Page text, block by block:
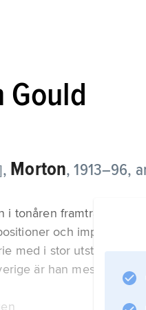
Gould
, Morton,1913–96,
i tonåren framträda som
och
med i stor utsträckning
är han mest känd för